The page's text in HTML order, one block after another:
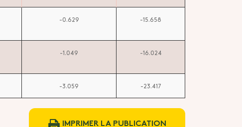
-0.629 -15.658
-1.049 -16.024
-3.059 -23.417
IMPRIMER LA PUBLICATION